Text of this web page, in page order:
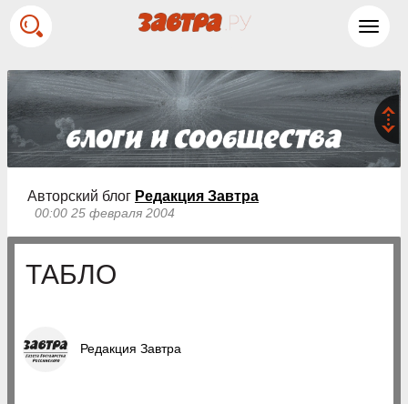
Авторский блог Редакция Завтра
00:00 25 февраля 2004
ТАБЛО
Редакция Завтра